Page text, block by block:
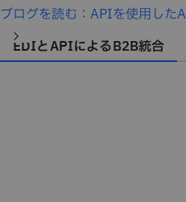
ブログを読む：APIを使用した
EDIとAPIによるB2B統合